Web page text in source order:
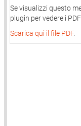
Se visualizzi questo
plugin per vedere i
Scarica qui il file PDF.